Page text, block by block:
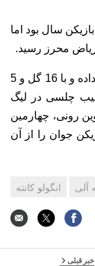
سال بود اما
ریاض محرز رسید.
آلی هم بازی های خوبی در ترکیب اسپرز ارائه داده و با 16 گل و 5
چلسی در لیگ
رونی، چهارمین
جوان را از آن
آلی انگولو کانته
خبر قبلی